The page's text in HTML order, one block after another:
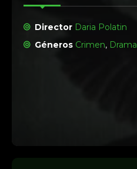
Director Daria Polatin
Géneros Crimen, Drama